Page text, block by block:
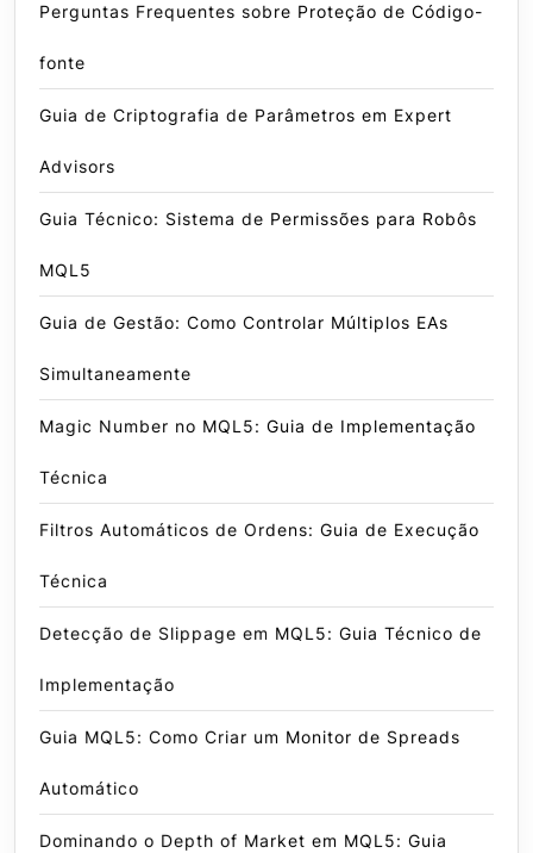
Perguntas Frequentes sobre Proteção de Código-
fonte
Guia de Criptografia de Parâmetros em Expert
Advisors
Guia Técnico: Sistema de Permissões para Robôs
MQL5
Guia de Gestão: Como Controlar Múltiplos EAs
Simultaneamente
Magic Number no MQL5: Guia de Implementação
Técnica
Filtros Automáticos de Ordens: Guia de Execução
Técnica
Detecção de Slippage em MQL5: Guia Técnico de
Implementação
Guia MQL5: Como Criar um Monitor de Spreads
Automático
Dominando o Depth of Market em MQL5: Guia